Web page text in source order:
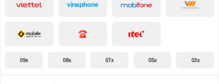
09x 08x 07x 05x 03x